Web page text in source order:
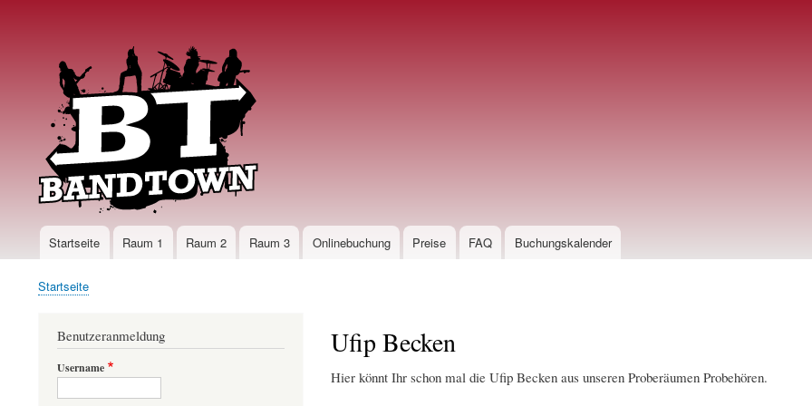
menu
MainStartseite Raum 1 Raum 2 Raum 3 Onlinebuchung Preise FAQ Buchungskalender
Pfadnavigation
Startseite
Ufip Becken
Hier könnt Ihr schon mal die Ufip Becken aus unseren Proberäumen Probehören.
Benutzeranmeldung
Username